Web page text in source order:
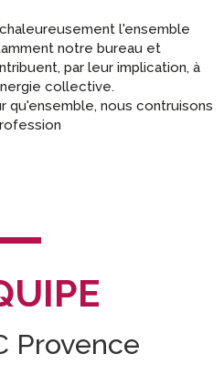
l'ensemble
notre bureau et
par leur implication, à
collective.
qu'ensemble, nous contruisons
Provence